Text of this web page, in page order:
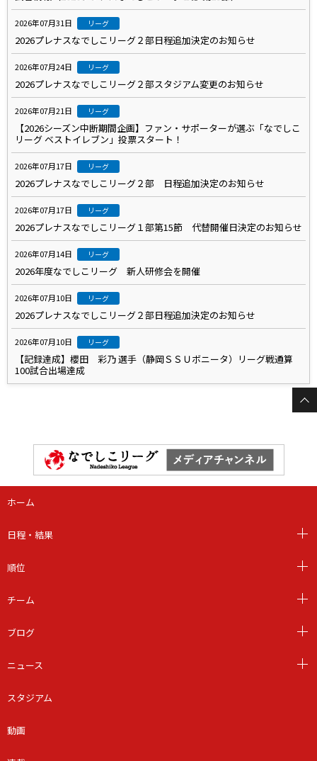
2026年07月31日 リーグ
2026プレナスなでしこリーグ２部日程追加決定のお知らせ
2026年07月24日 リーグ
2026プレナスなでしこリーグ２部スタジアム変更のお知らせ
2026年07月21日 リーグ
【2026シーズン中断期間企画】ファン・サポーターが選ぶ「なでしこ
リーグ ベストイレブン」投票スタート！
2026年07月17日 リーグ
2026プレナスなでしこリーグ２部 日程追加決定のお知らせ
2026年07月17日 リーグ
2026プレナスなでしこリーグ１部第15節 代替開催日決定のお知らせ
2026年07月14日 リーグ
2026年度なでしこリーグ 新人研修会を開催
2026年07月10日 リーグ
2026プレナスなでしこリーグ２部日程追加決定のお知らせ
2026年07月10日 リーグ
【記録達成】櫻田 彩乃 選手（静岡ＳＳＵボニータ）リーグ戦通算
100試合出場達成
ホーム
日程・結果
順位
チーム
ブログ
ニュース
スタジアム
動画